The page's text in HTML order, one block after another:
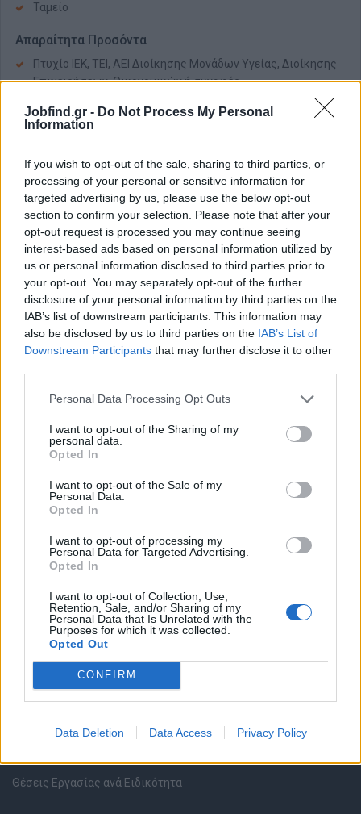
Jobfind.gr - Do Not Process My Personal
Information
If you wish to opt-out of the sale, sharing to third parties, or
processing of your personal or sensitive information for
targeted advertising by us, please use the below opt-out
section to confirm your selection. Please note that after your
opt-out request is processed you may continue seeing
interest-based ads based on personal information utilized by
us or personal information disclosed to third parties prior to
your opt-out. You may separately opt-out of the further
disclosure of your personal information by third parties on the
IAB’s list of downstream participants. This information may
also be disclosed by us to third parties on the IAB’s List of
Downstream Participants that may further disclose it to other
Personal Data Processing Opt Outs
I want to opt-out of the Sharing of my
personal data.
Opted In
I want to opt-out of the Sale of my
Personal Data.
Opted In
I want to opt-out of processing my
Personal Data for Targeted Advertising.
Opted In
I want to opt-out of Collection, Use,
Retention, Sale, and/or Sharing of my
Personal Data that Is Unrelated with the
Purposes for which it was collected.
Opted Out
CONFIRM
Data Deletion Data Access Privacy Policy
Ταμείο
Απαραίτητα Προσόντα
Πτυχίο ΙΕΚ, ΤΕΙ, ΑΕΙ Διοίκησης Μονάδων Υγείας, Διοίκησης
Επιχειρήσεων, Οικονομικών ή συναφές
Επιθυμητή προηγούμενη εργασιακή εμπειρία 1-2 έτη σε
αντίστοιχη θέση
Καλή γνώση Αγγλικής γλώσσας (γραπτός και προφορικός
λόγος)
Πολύ καλή επικοινωνία, υπευθυνότητα και
προσαρμοστικότητα
Ομαδικότητα, συνέπεια και τήρηση κανόνων
Δυνατότητα εργασίας σε κυλιόμενο ωράριο Δευτέρα -
Κυριακή
Παροχές
Πλήρης απασχόληση
Πολύ καλό και σταθερό εργασιακό περιβάλλον
Αμοιβές αναλόγως προσόντων και εμπειρίας
Συνεχής εκπαίδευση
Θέσεις εργασίας
Όλες οι Θέσεις Εργασίας
Θέσεις Εργασίας ανά Ειδικότητα